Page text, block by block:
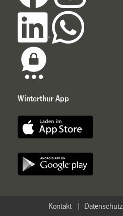
Winterthur App
Datenschutz
Kontakt